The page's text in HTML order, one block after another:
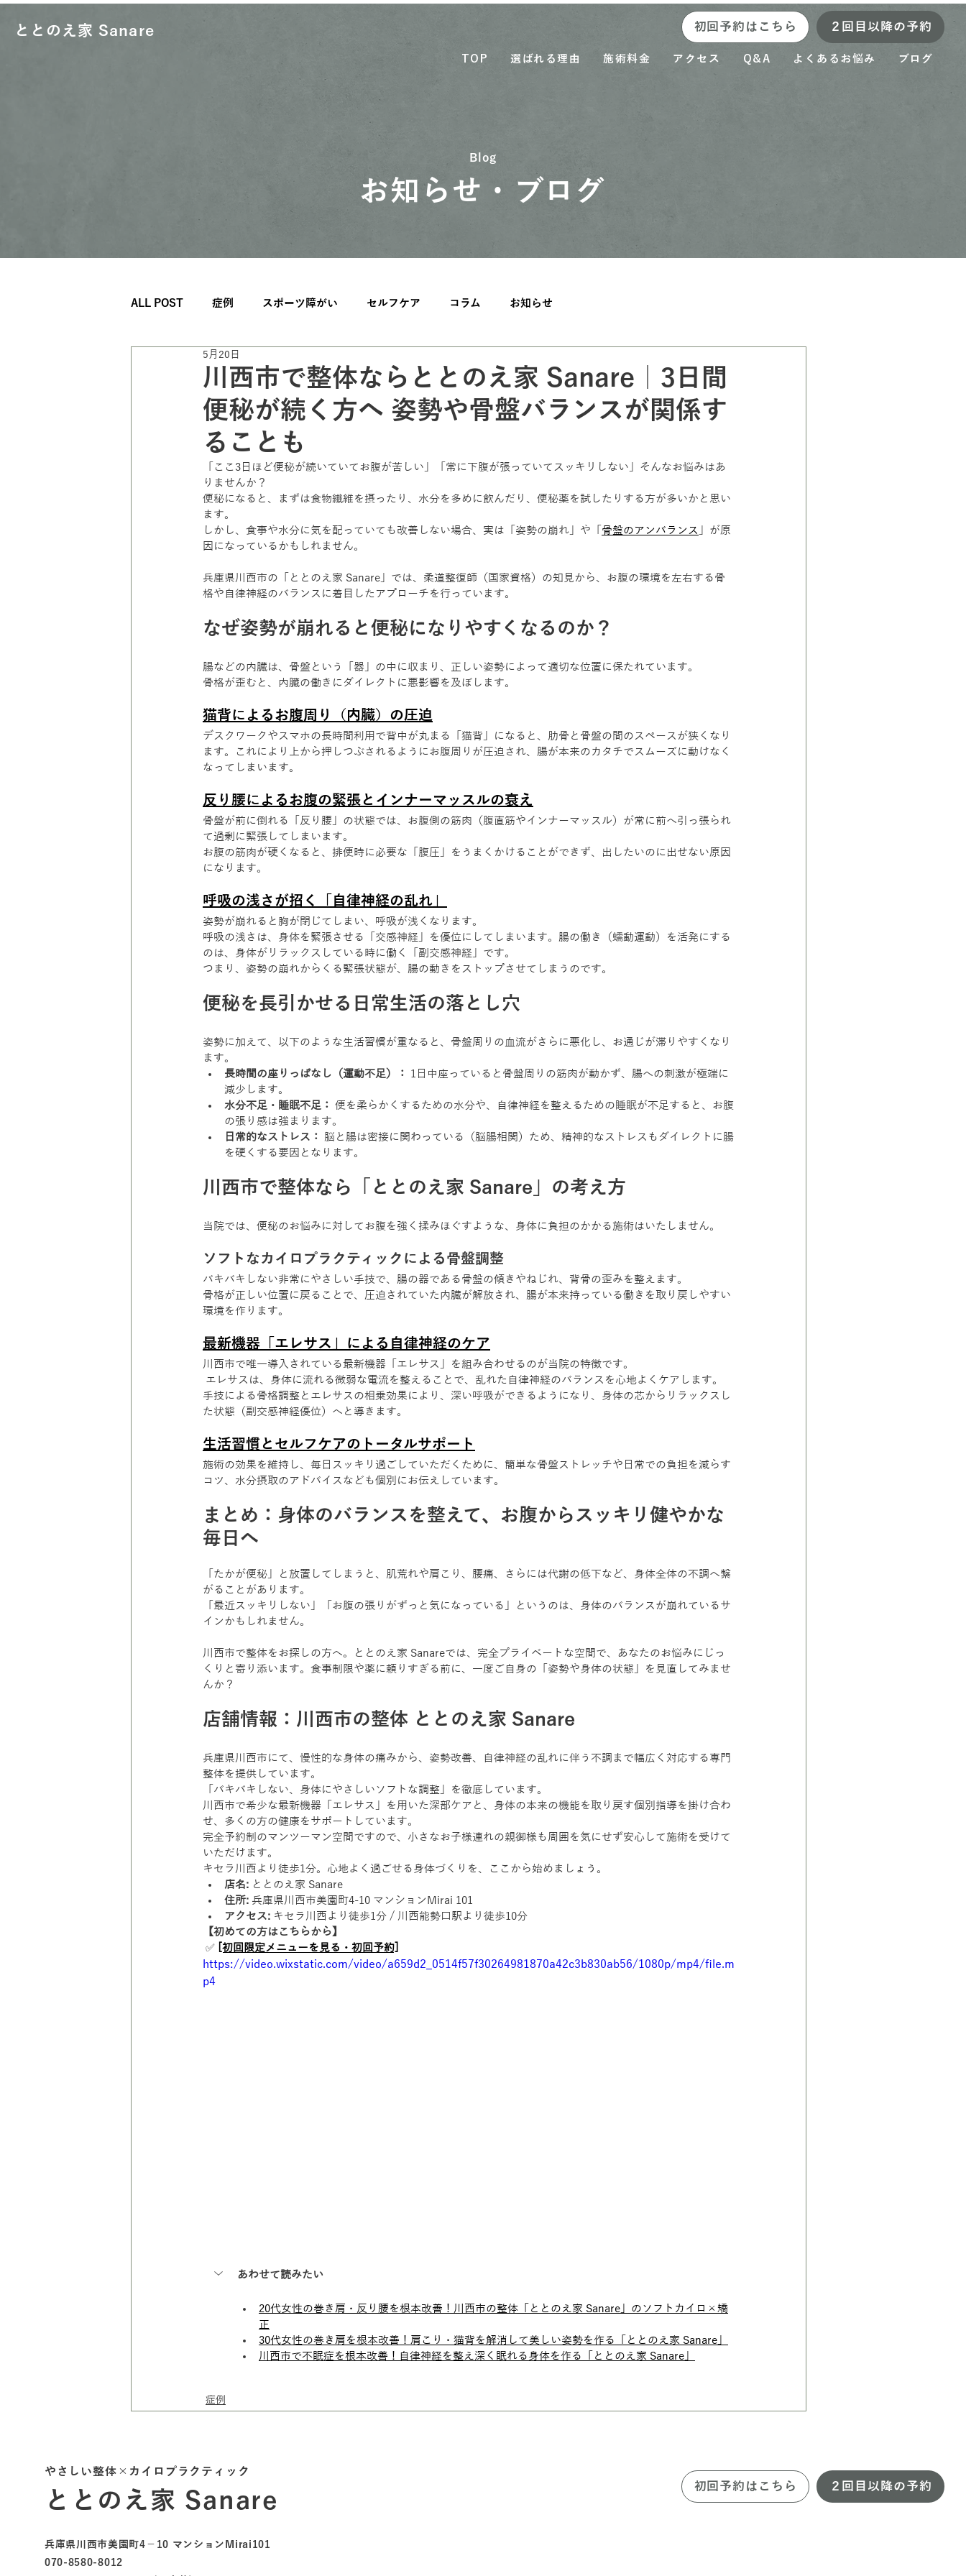
ととのえ家 Sanare 初回予約はこちら ２回目以降の予約
TOP 選ばれる理由 施術料金 アクセス Q&A よくあるお悩み ブログ
Blog
お知らせ・ブログ
ALL POST 症例 スポーツ障がい セルフケア コラム お知らせ
川西市で整体ならととのえ家 Sanare｜3日間
便秘が続く方へ 姿勢や骨盤バランスが関係す
ることも
5月20日
「ここ3日ほど便秘が続いていてお腹が苦しい」「常に下腹が張っていてスッキリしない」そんなお悩みはあ
りませんか？
便秘になると、まずは食物繊維を摂ったり、水分を多めに飲んだり、便秘薬を試したりする方が多いかと思い
ます。
しかし、食事や水分に気を配っていても改善しない場合、実は「姿勢の崩れ」や「 骨盤のアンバランス
」が原
因になっているかもしれません。
兵庫県川西市の「ととのえ家 Sanare」では、柔道整復師（国家資格）の知見から、お腹の環境を左右する骨
格や自律神経のバランスに着目したアプローチを行っています。
なぜ姿勢が崩れると便秘になりやすくなるのか？
腸などの内臓は、骨盤という「器」の中に収まり、正しい姿勢によって適切な位置に保たれています。
骨格が歪むと、内臓の働きにダイレクトに悪影響を及ぼします。
猫背によるお腹周り（内臓）の圧迫
デスクワークやスマホの長時間利用で背中が丸まる「猫背」になると、肋骨と骨盤の間のスペースが狭くなり
ます。これにより上から押しつぶされるようにお腹周りが圧迫され、腸が本来のカタチでスムーズに動けなく
なってしまいます。
反り腰によるお腹の緊張とインナーマッスルの衰え
骨盤が前に倒れる「反り腰」の状態では、お腹側の筋肉（腹直筋やインナーマッスル）が常に前へ引っ張られ
て過剰に緊張してしまいます。
お腹の筋肉が硬くなると、排便時に必要な「腹圧」をうまくかけることができず、出したいのに出せない原因
になります。
呼吸の浅さが招く「自律神経の乱れ」
姿勢が崩れると胸が閉じてしまい、呼吸が浅くなります。
呼吸の浅さは、身体を緊張させる「交感神経」を優位にしてしまいます。腸の働き（蠕動運動）を活発にする
のは、身体がリラックスしている時に働く「副交感神経」です。
つまり、姿勢の崩れからくる緊張状態が、腸の動きをストップさせてしまうのです。
便秘を長引かせる日常生活の落とし穴
姿勢に加えて、以下のような生活習慣が重なると、骨盤周りの血流がさらに悪化し、お通じが滞りやすくなり
ます。
長時間の座りっぱなし（運動不足）：
1日中座っていると骨盤周りの筋肉が動かず、腸への刺激が極端に
減少します。
水分不足・睡眠不足：
便を柔らかくするための水分や、自律神経を整えるための睡眠が不足すると、お腹
の張り感は強まります。
日常的なストレス：
脳と腸は密接に関わっている（脳腸相関）ため、精神的なストレスもダイレクトに腸
を硬くする要因となります。
川西市で整体なら「ととのえ家 Sanare」の考え方
当院では、便秘のお悩みに対してお腹を強く揉みほぐすような、身体に負担のかかる施術はいたしません。
ソフトなカイロプラクティックによる骨盤調整
バキバキしない非常にやさしい手技で、腸の器である骨盤の傾きやねじれ、背骨の歪みを整えます。
骨格が正しい位置に戻ることで、圧迫されていた内臓が解放され、腸が本来持っている働きを取り戻しやすい
環境を作ります。
最新機器「エレサス」による自律神経のケア
川西市で唯一導入されている最新機器「エレサス」を組み合わせるのが当院の特徴です。
エレサスは、身体に流れる微弱な電流を整えることで、乱れた自律神経のバランスを心地よくケアします。
手技による骨格調整とエレサスの相乗効果により、深い呼吸ができるようになり、身体の芯からリラックスし
た状態（副交感神経優位）へと導きます。
生活習慣とセルフケアのトータルサポート
施術の効果を維持し、毎日スッキリ過ごしていただくために、簡単な骨盤ストレッチや日常での負担を減らす
コツ、水分摂取のアドバイスなども個別にお伝えしています。
まとめ：身体のバランスを整えて、お腹からスッキリ健やかな
毎日へ
「たかが便秘」と放置してしまうと、肌荒れや肩こり、腰痛、さらには代謝の低下など、身体全体の不調へ繋
がることがあります。
「最近スッキリしない」「お腹の張りがずっと気になっている」というのは、身体のバランスが崩れているサ
インかもしれません。
川西市で整体をお探しの方へ。ととのえ家 Sanareでは、完全プライベートな空間で、あなたのお悩みにじっ
くりと寄り添います。食事制限や薬に頼りすぎる前に、一度ご自身の「姿勢や身体の状態」を見直してみませ
んか？
店舗情報：川西市の整体 ととのえ家 Sanare
兵庫県川西市にて、慢性的な身体の痛みから、姿勢改善、自律神経の乱れに伴う不調まで幅広く対応する専門
整体を提供しています。
「バキバキしない、身体にやさしいソフトな調整」を徹底しています。
川西市で希少な最新機器「エレサス」を用いた深部ケアと、身体の本来の機能を取り戻す個別指導を掛け合わ
せ、多くの方の健康をサポートしています。
完全予約制のマンツーマン空間ですので、小さなお子様連れの親御様も周囲を気にせず安心して施術を受けて
いただけます。
キセラ川西より徒歩1分。心地よく過ごせる身体づくりを、ここから始めましょう。
店名: ととのえ家 Sanare
住所: 兵庫県川西市美園町4-10 マンションMirai 101
アクセス: キセラ川西より徒歩1分 / 川西能勢口駅より徒歩10分
【初めての方はこちらから】
✅
[初回限定メニューを見る・初回予約]
https://video.wixstatic.com/video/a659d2_0514f57f30264981870a42c3b830ab56/1080p/mp4/file.m
p4
あわせて読みたい
20代女性の巻き肩・反り腰を根本改善！川西市の整体「ととのえ家 Sanare」のソフトカイロ×矯
正
30代女性の巻き肩を根本改善！肩こり・猫背を解消して美しい姿勢を作る「ととのえ家 Sanare」
川西市で不眠症を根本改善！自律神経を整え深く眠れる身体を作る「ととのえ家 Sanare」
症例
やさしい整体×カイロプラクティック
ととのえ家 Sanare
兵庫県川西市美園町4－10 マンションMirai101
070-8580-8012
初回予約はこちら ２回目以降の予約